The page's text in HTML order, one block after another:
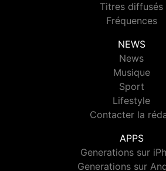
Titres diffusés
Fréquences
NEWS
News
Musique
Sport
Lifestyle
Contacter la
APPS
Generations sur
Generations sur